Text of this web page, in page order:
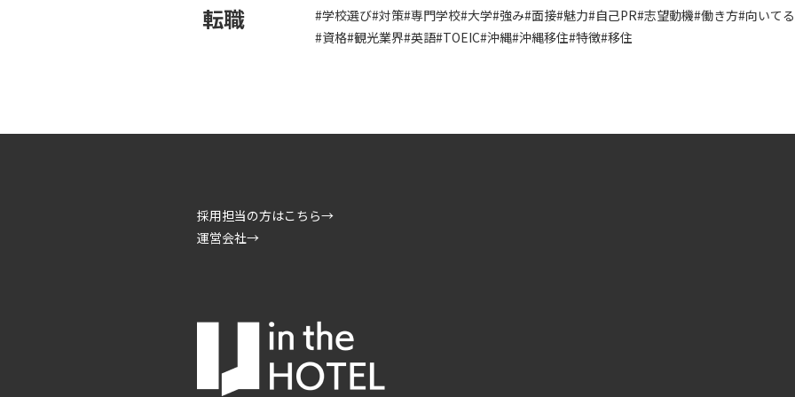
転職 #学校選び#対策#専門学校#大学#強み#面接#魅力#自己PR#志望動機#働き方#向いて
#資格#観光業界#英語#TOEIC#沖縄#沖縄移住#特徴#移住
採用担当の方はこちら→
運営会社→